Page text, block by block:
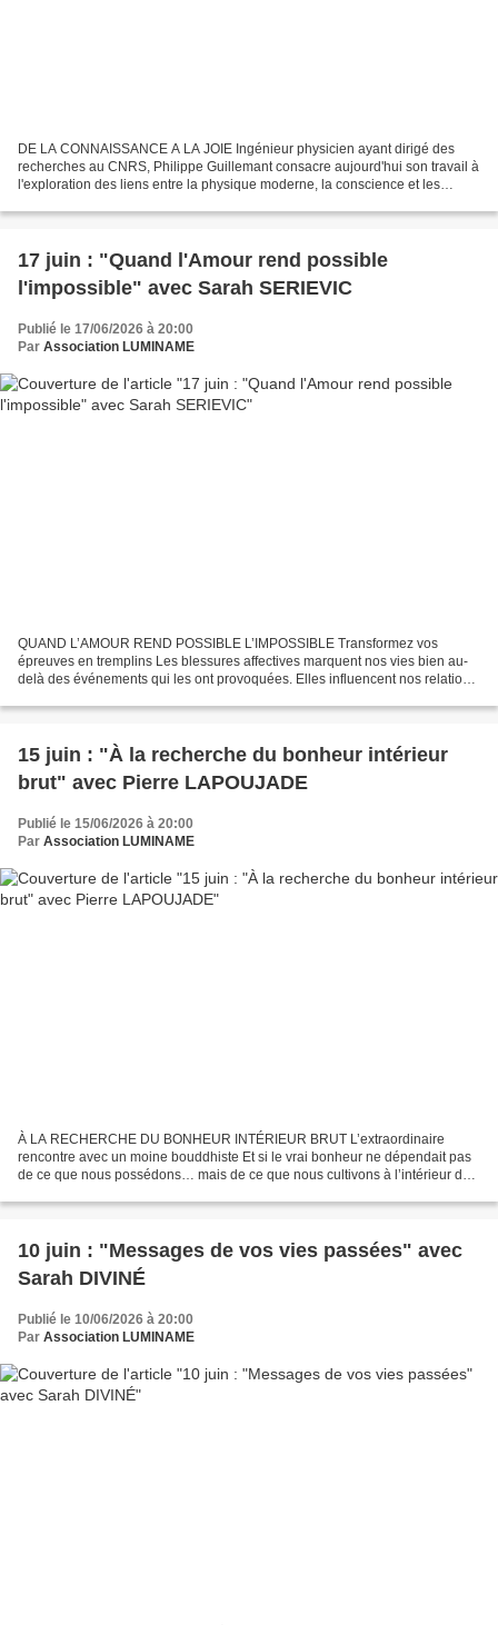
DE LA CONNAISSANCE A LA JOIE Ingénieur physicien ayant dirigé des
recherches au CNRS, Philippe Guillemant consacre aujourd'hui son travail à
l'exploration des liens entre la physique moderne, la conscience et les
17 juin : "Quand l'Amour rend possible
l'impossible" avec Sarah SERIEVIC
Publié le 17/06/2026 à 20:00
Par Association LUMINAME
QUAND L’AMOUR REND POSSIBLE L’IMPOSSIBLE Transformez vos
épreuves en tremplins Les blessures affectives marquent nos vies bien au-
delà des événements qui les ont provoquées. Elles influencent nos relations,
15 juin : "À la recherche du bonheur intérieur
brut" avec Pierre LAPOUJADE
Publié le 15/06/2026 à 20:00
Par Association LUMINAME
À LA RECHERCHE DU BONHEUR INTÉRIEUR BRUT L’extraordinaire
rencontre avec un moine bouddhiste Et si le vrai bonheur ne dépendait pas
de ce que nous possédons… mais de ce que nous cultivons à l’intérieur de
10 juin : "Messages de vos vies passées" avec
Sarah DIVINÉ
Publié le 10/06/2026 à 20:00
Par Association LUMINAME